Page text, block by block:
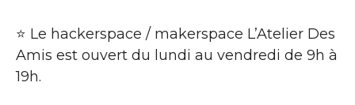
⭐ Le hackerspace / makerspace L’Atelier Des
Amis est ouvert du lundi au vendredi de 9h à
19h.